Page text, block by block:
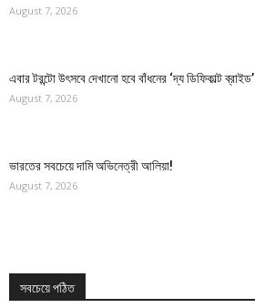
August 7, 2026
এবার টরন্টো উৎসবে দেখানো হবে বাঁধনের ‘দ্য ডিফিকাল্ট ব্রাইড’
August 7, 2026
ভারতের সবচেয়ে দামি অভিনেত্রী আলিয়া!
August 7, 2026
সবচেয়ে পঠিত